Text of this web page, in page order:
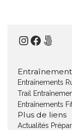
Instagram
500px
Entraînements
Trail
Entraînements
Plus de liens
Actualités